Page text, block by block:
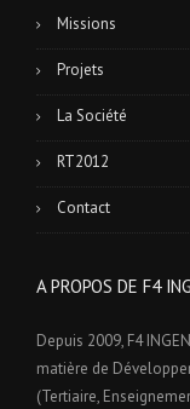
Missions
Projets
La Société
RT2012
Contact
A PROPOS DE F4
Depuis 2009, F4
matière de
(Tertiaire,